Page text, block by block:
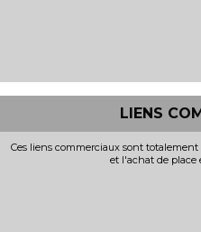
LIENS
Ces liens commerciaux sont
et l'achat de place